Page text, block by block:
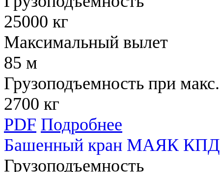
25000 кг
Максимальный вылет
85 м
Грузоподъемность при
2700 кг
PDF Подробнее
Башенный кран МАЯК КПД
Грузоподъемность